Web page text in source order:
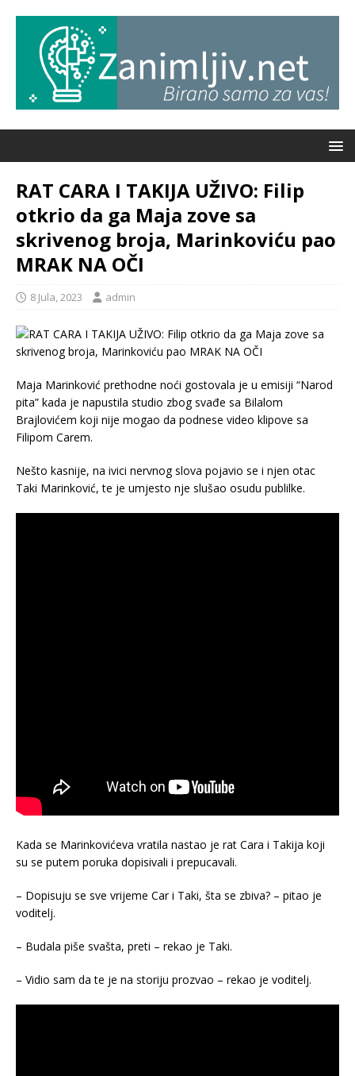
RAT CARA I TAKIJA UŽIVO: Filip
otkrio da ga Maja zove sa
skrivenog broja, Marinkoviću pao
MRAK NA OČI
8 Jula, 2023 admin
Maja Marinković prethodne noći gostovala je u emisiji “Narod
pita” kada je napustila studio zbog svađe sa Bilalom
Brajlovićem koji nije mogao da podnese video klipove sa
Filipom Carem.
Nešto kasnije, na ivici nervnog slova pojavio se i njen otac
Taki Marinković, te je umjesto nje slušao osudu publilke.
Kada se Marinkovićeva vratila nastao je rat Cara i Takija koji
su se putem poruka dopisivali i prepucavali.
– Dopisuju se sve vrijeme Car i Taki, šta se zbiva? – pitao je
voditelj.
– Budala piše svašta, preti – rekao je Taki.
– Vidio sam da te je na storiju prozvao – rekao je voditelj.